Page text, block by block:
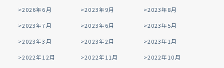
2026年6月 2023年9月
2023年8月
2023年7月
2023年6月
2023年5月
2023年3月
2023年2月
2023年1月
2022年12月
2022年11月
2022年10月